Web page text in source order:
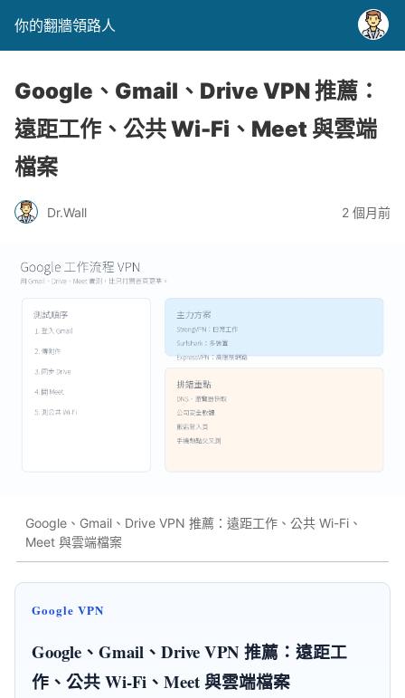
你的翻牆領路人
Google、Gmail、Drive VPN 推薦：
遠距工作、公共 Wi-Fi、Meet 與雲端
檔案
Dr.Wall 2 個月前
Google、Gmail、Drive VPN 推薦：遠距工作、公共 Wi-Fi、
Meet 與雲端檔案
Google VPN
Google、Gmail、Drive VPN 推薦：遠距工
作、公共 Wi-Fi、Meet 與雲端檔案